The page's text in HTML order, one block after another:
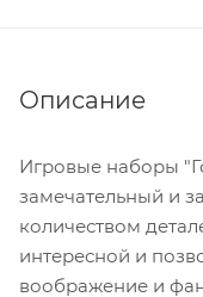
Описание
Игровые наборы
замечательный и
количеством
интересной и
воображение и